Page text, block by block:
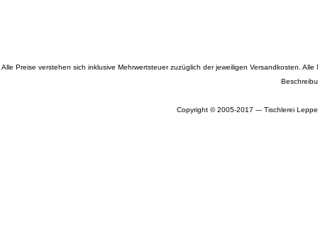
Alle Preise verstehen sich inklusive Mehrwertsteuer zuzüglich der jeweiligen Versandkosten.
Copyright © 2005-2017 --- Tischlerei